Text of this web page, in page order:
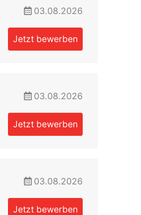
03.08.2026
Jetzt bewerben
03.08.2026
Jetzt bewerben
03.08.2026
Jetzt bewerben